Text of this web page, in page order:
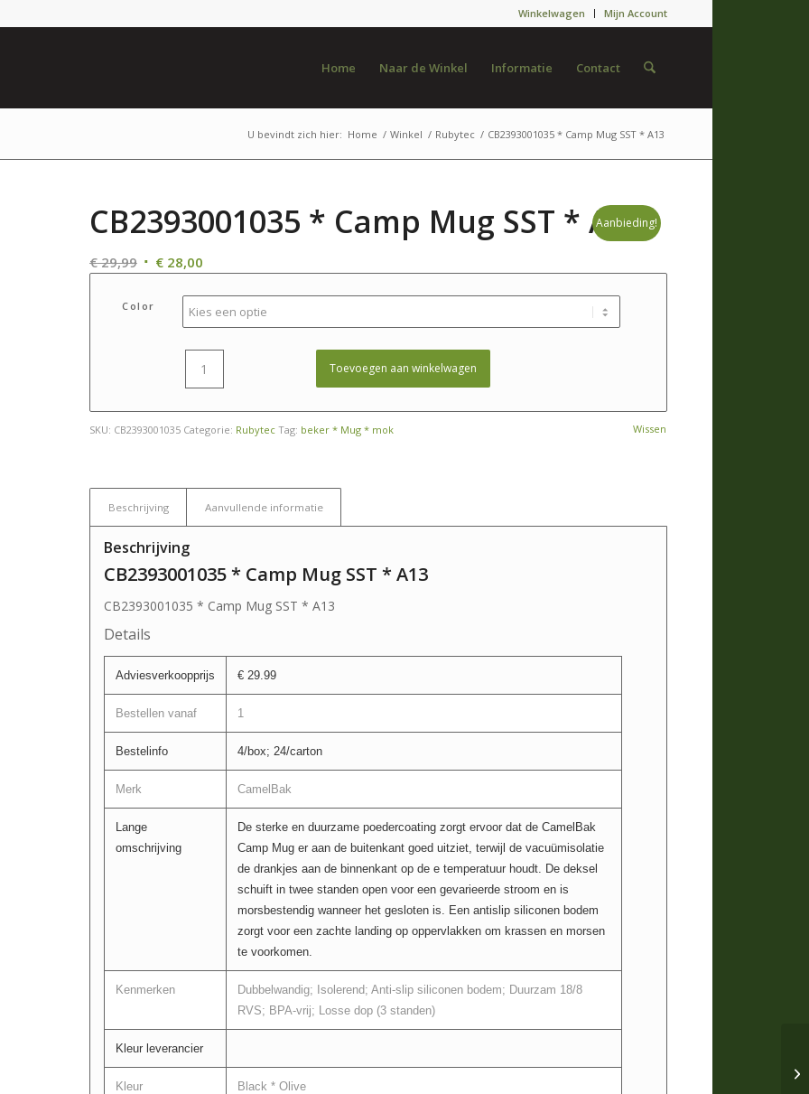
Winkelwagen Mijn Account
Home Naar de Winkel Informatie Contact
U bevindt zich hier: Home / Winkel / Rubytec / CB2393001035 * Camp Mug SST * A13
Aanbieding!
CB2393001035 * Camp Mug SST * A13
€29,99 Oorspronkelijke
was:
€ 29,99.
€28,00Huidige
€ 28,00.
Color
Wissen
Toevoegen aan winkelwagen
SKU: CB2393001035 Categorie: Rubytec Tag: beker * Mug * mok
Beschrijving Aanvullende informatie
Beschrijving
CB2393001035 * Camp Mug SST * A13
CB2393001035 * Camp Mug SST * A13
Details
Adviesverkoopprijs € 29.99
Bestellen vanaf 1
Bestelinfo 4/box; 24/carton
Merk CamelBak
Lange
omschrijving
De sterke en duurzame poedercoating zorgt ervoor dat de CamelBak
Camp Mug er aan de buitenkant goed uitziet, terwijl de vacuümisolatie
de drankjes aan de binnenkant op de e temperatuur houdt. De deksel
schuift in twee standen open voor een gevarieerde stroom en is
morsbestendig wanneer het gesloten is. Een antislip siliconen bodem
zorgt voor een zachte landing op oppervlakken om krassen en morsen
te voorkomen.
Kenmerken
Dubbelwandig; Isolerend; Anti-slip siliconen bodem; Duurzam 18/8
RVS; BPA-vrij; Losse dop (3 standen)
Kleur leverancier
Kleur Black * Olive